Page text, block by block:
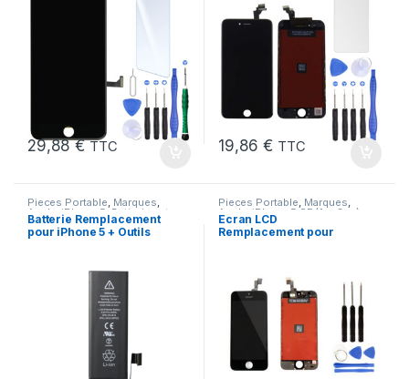
29,88€ TTC 19,86€ TTC
Pieces Portable, Marques,
Apple iPhone 5 , Batteries et
chargeurs,Batteries Apple
Batterie Remplacement
pour iPhone 5 + Outils
Pieces Portable, Marques,
Apple iPhone 5 SE (1er Gen)
Ecran LCD
Remplacement pour